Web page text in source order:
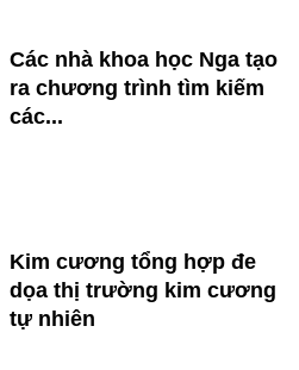
Các nhà khoa học Nga tạo
ra chương trình tìm kiếm
các...
Kim cương tổng hợp đe
dọa thị trường kim cương
tự nhiên